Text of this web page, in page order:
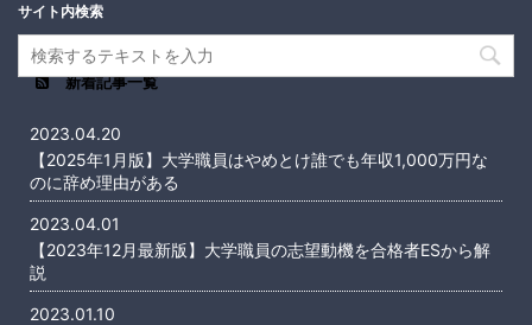
サイト内検索
新着記事一覧
2023.04.20
【2025年1月版】大学職員はやめとけ誰でも年収1,000万円な
のに辞め理由がある
2023.04.01
【2023年12月最新版】大学職員の志望動機を合格者ESから解
説
2023.01.10